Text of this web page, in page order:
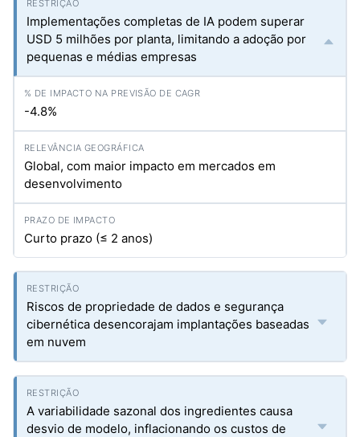
Implementações completas de IA podem superar
USD 5 milhões por planta, limitando a adoção por
pequenas e médias empresas
-4.8%
Global, com maior impacto em mercados em
desenvolvimento
Curto prazo (≤ 2 anos)
Riscos de propriedade de dados e segurança
cibernética desencorajam implantações baseadas
em nuvem
A variabilidade sazonal dos ingredientes causa
desvio de modelo, inflacionando os custos de